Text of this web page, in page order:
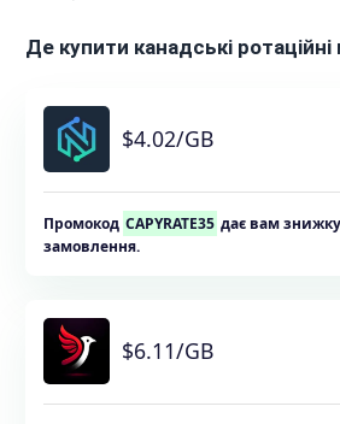
Де купити канадські ротаційні
$4.02/GB
Промокод CAPYRATE35 дає вам
замовлення.
$6.11/GB